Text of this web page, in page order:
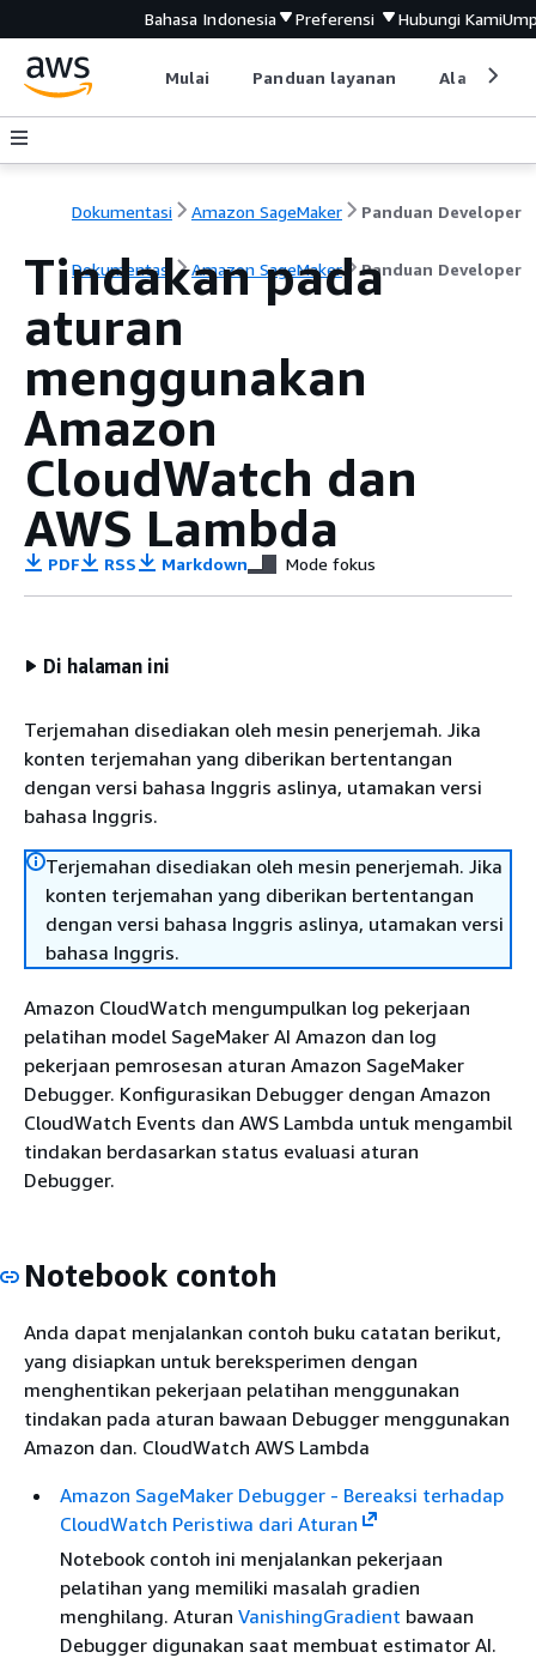
Bahasa Indonesia Preferensi Hubungi Kami
Mulai Panduan layanan Alat
Dokumentasi Amazon SageMaker Panduan Developer
Dokumentasi Amazon SageMaker Panduan Developer
Tindakan pada
aturan
menggunakan
Amazon
CloudWatch dan
AWS Lambda
PDF RSS Markdown Mode fokus
Di halaman ini
Terjemahan disediakan oleh mesin penerjemah. Jika
konten terjemahan yang diberikan bertentangan
dengan versi bahasa Inggris aslinya, utamakan versi
bahasa Inggris.
Terjemahan disediakan oleh mesin penerjemah. Jika
konten terjemahan yang diberikan bertentangan
dengan versi bahasa Inggris aslinya, utamakan versi
bahasa Inggris.
Amazon CloudWatch mengumpulkan log pekerjaan
pelatihan model SageMaker AI Amazon dan log
pekerjaan pemrosesan aturan Amazon SageMaker
Debugger. Konfigurasikan Debugger dengan Amazon
CloudWatch Events dan AWS Lambda untuk mengambil
tindakan berdasarkan status evaluasi aturan
Debugger.
Notebook contoh
Anda dapat menjalankan contoh buku catatan berikut,
yang disiapkan untuk bereksperimen dengan
menghentikan pekerjaan pelatihan menggunakan
tindakan pada aturan bawaan Debugger menggunakan
Amazon dan. CloudWatch AWS Lambda
Amazon SageMaker Debugger - Bereaksi terhadap
CloudWatch Peristiwa dari Aturan
Notebook contoh ini menjalankan pekerjaan
pelatihan yang memiliki masalah gradien
menghilang. Aturan VanishingGradient bawaan
Debugger digunakan saat membuat estimator AI.